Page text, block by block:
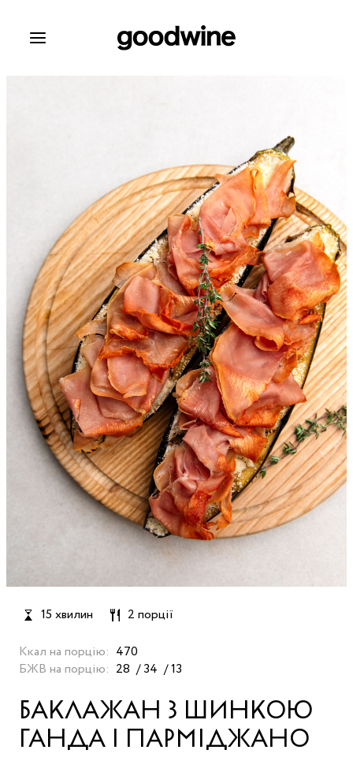
15 хвилин 2 порції
Ккал на порцію: 470
БЖВ на порцію: 28 34 13
БАКЛАЖАН З ШИНКОЮ
ГАНДА І ПАРМІДЖАНО